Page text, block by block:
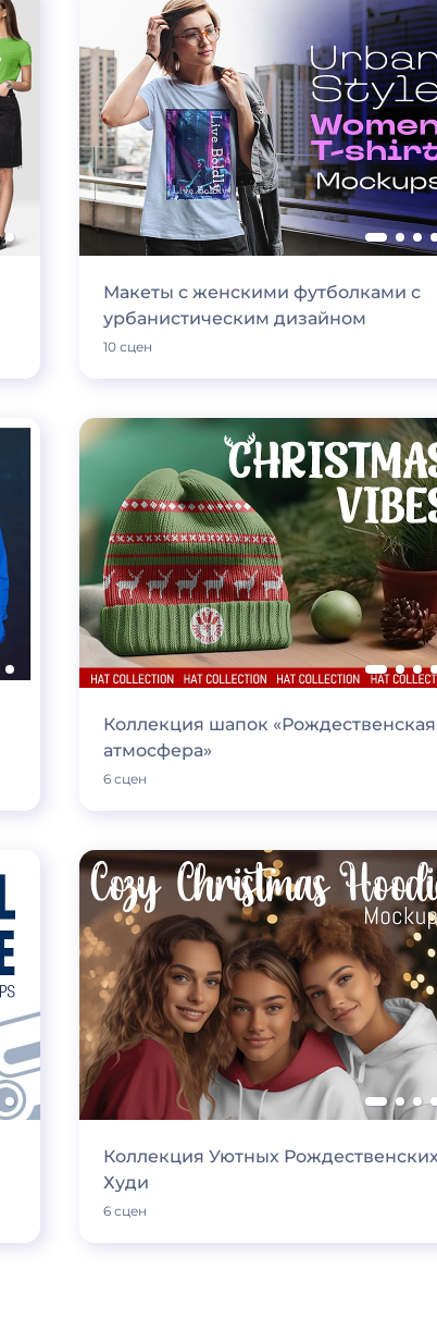
Макеты с женскими футболками с
урбанистическим дизайном
10 сцен
Коллекция шапок «Рождественская
атмосфера»
6 сцен
Коллекция Уютных
Худи
6 сцен